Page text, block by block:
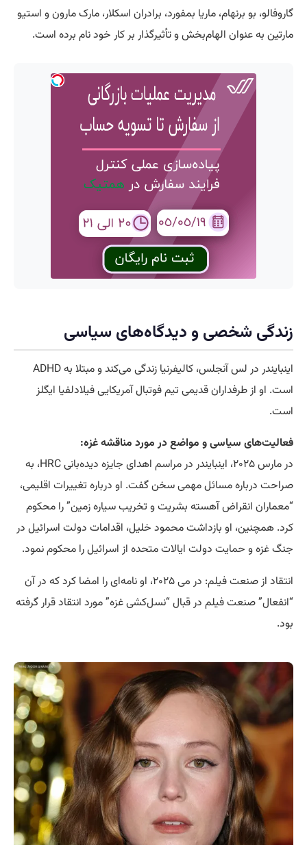
گاروفالو، بو برنهام، ماریا بمفورد، برادران اسکلار، مارک مارون و استیو
مارتین به عنوان الهام‌بخش و تأثیرگذار بر کار خود نام برده است.
زندگی شخصی و دیدگاه‌های سیاسی
اینبایندر در لس آنجلس، کالیفرنیا زندگی می‌کند و مبتلا به ADHD
است. او از طرفداران قدیمی تیم فوتبال آمریکایی فیلادلفیا ایگلز
است.
فعالیت‌های سیاسی و مواضع در مورد مناقشه غزه:
در مارس ۲۰۲۵، اینبایندر در مراسم اهدای جایزه دیده‌بانی HRC، به
صراحت درباره مسائل مهمی سخن گفت. او درباره تغییرات اقلیمی،
“معماران انقراض آهسته بشریت و تخریب سیاره زمین” را محکوم
کرد. همچنین، او بازداشت محمود خلیل، اقدامات دولت اسرائیل در
جنگ غزه و حمایت دولت ایالات متحده از اسرائیل را محکوم نمود.
انتقاد از صنعت فیلم: در می ۲۰۲۵، او نامه‌ای را امضا کرد که در آن
“انفعال” صنعت فیلم در قبال “نسل‌کشی غزه” مورد انتقاد قرار گرفته
بود.